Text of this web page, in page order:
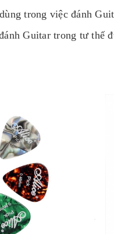
trong việc đánh
Guitar trong tư thế